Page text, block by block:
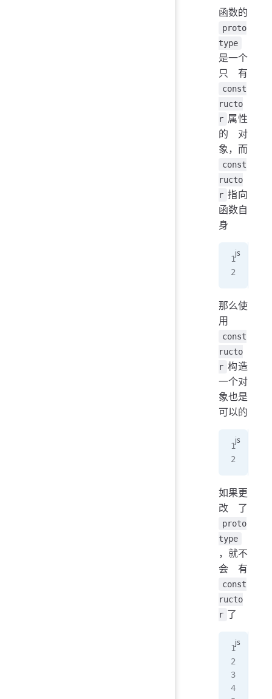
函数的
proto
type
是一个
只有
const
ructo
r 属性
的对
象，而
const
ructo
r 指向
函数自
身
那么使
用
const
ructo
r 构造
一个对
象也是
可以的
如果更
改了
proto
type
，就不
会有
const
ructo
r 了